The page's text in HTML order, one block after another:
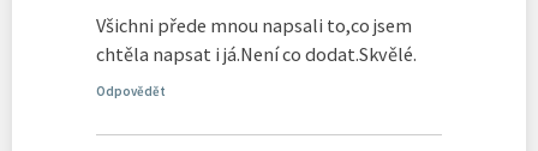
Všichni přede mnou napsali to,co jsem
chtěla napsat i já.Není co dodat.Skvělé.
Odpovědět